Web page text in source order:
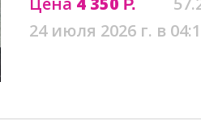
Р.
24 июля 2026 г. в